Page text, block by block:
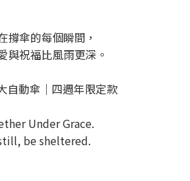
撐傘的每個瞬間，
與祝福比風雨更深。
自動傘｜四週年限定款
Under Grace.
be sheltered.